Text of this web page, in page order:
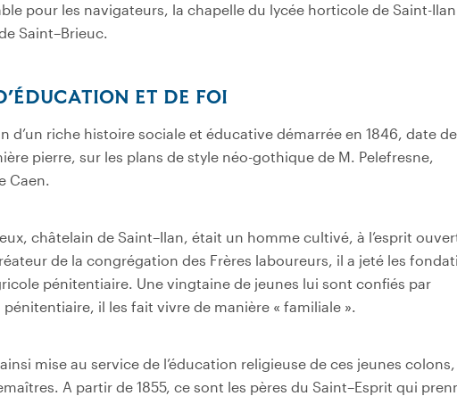
pour les navigateurs, la chapelle du lycée horticole de Saint-Ilan
Saint–Brieuc.
ET DE FOI
d’un riche histoire sociale et éducative démarrée en 1846, date
pierre, sur les plans de style néo-gothique de M. Pelefresne,
Caen.
, châtelain de Saint–Ilan, était un homme cultivé, à l’esprit
de la congrégation des Frères laboureurs, il a jeté les
pénitentiaire. Une vingtaine de jeunes lui sont confiés par
il les fait vivre de manière « familiale ».
mise au service de l’éducation religieuse de ces jeunes colons,
A partir de 1855, ce sont les pères du Saint–Esprit qui